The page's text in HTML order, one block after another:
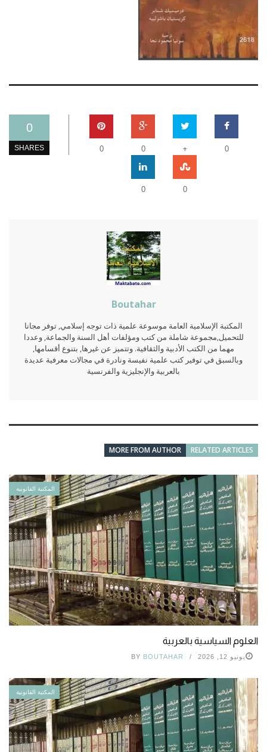
0
SHARES 0
+
0
0
0
0
Boutahar
المكتبة الإسلامية العامة موسوعة علمية ذات توجه إسلامي, توفر مجانا
للتحميل,مجموعة شاملة من كتب ومؤلفات أهل السنة والجماعة, وعددا
مهما من الكتب الأدبية والثقافية. وتتميز عن غيرها, بتنوع أقسامها,
وبالسبق في توفير كتب علمية نفيسة ونادرة في مجالات معرفية عديدة
بالعربية والإنجليزية والفرنسية
RELATED ARTICLES
MORE FROM AUTHOR
المكتبة القانونية
العلوم السياسية بالعربية
يونيو 12, 2026 BY BOUTAHAR
المكتبة القانونية